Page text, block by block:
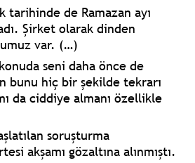
tarihinde de Ramazan ayı
Şirket olarak dinden
var. (…)
seni daha önce de
bunu hiç bir şekilde tekrarı
da ciddiye almanı özellikle
soruşturma
akşamı gözaltına alınmıştı.